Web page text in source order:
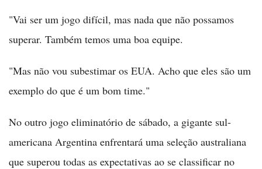
"Vai ser um jogo difícil, mas nada que não possamos
superar. Também temos uma boa equipe.
"Mas não vou subestimar os EUA. Acho que eles são um
exemplo do que é um bom time."
No outro jogo eliminatório de sábado, a gigante sul-
americana Argentina enfrentará uma seleção australiana
que superou todas as expectativas ao se classificar no